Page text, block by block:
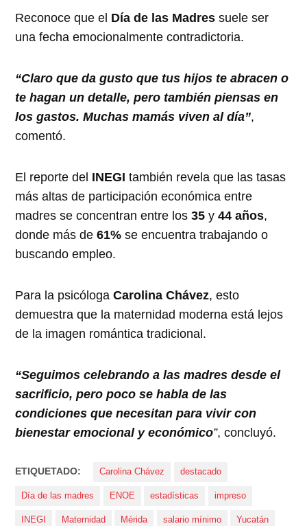
Reconoce que el Día de las Madres suele ser
una fecha emocionalmente contradictoria.
“Claro que da gusto que tus hijos te abracen o
te hagan un detalle, pero también piensas en
los gastos. Muchas mamás viven al día”,
comentó.
El reporte del INEGI también revela que las tasas
más altas de participación económica entre
madres se concentran entre los35 y44 años,
donde más de61% se encuentra trabajando o
buscando empleo.
Para la psicólogaCarolina Chávez, esto
demuestra que la maternidad moderna está lejos
de la imagen romántica tradicional.
“Seguimos celebrando a las madres desde el
sacrificio, pero poco se habla de las
condiciones que necesitan para vivir con
bienestar emocional y económico”, concluyó.
ETIQUETADO: Carolina Chávez destacado
Día de las madres ENOE estadísticas impreso
INEGI Maternidad Mérida salario mínimo Yucatán